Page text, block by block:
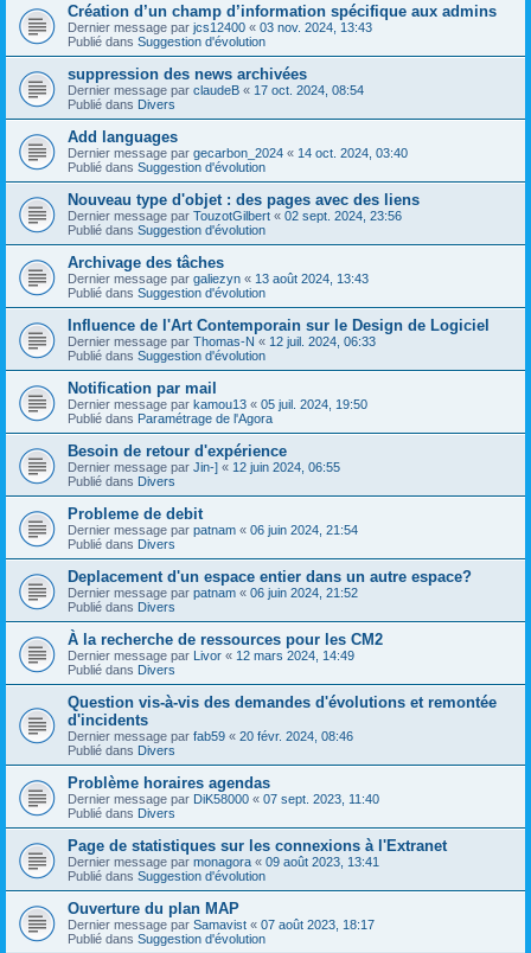
Création d’un champ d’information spécifique aux admins
Dernier message par jcs12400 « 03 nov. 2024, 13:43
Publié dans Suggestion d'évolution
suppression des news archivées
Dernier message par claudeB « 17 oct. 2024, 08:54
Publié dans Divers
Add languages
Dernier message par gecarbon_2024 « 14 oct. 2024, 03:40
Publié dans Suggestion d'évolution
Nouveau type d'objet : des pages avec des liens
Dernier message par TouzotGilbert « 02 sept. 2024, 23:56
Publié dans Suggestion d'évolution
Archivage des tâches
Dernier message par galiezyn « 13 août 2024, 13:43
Publié dans Suggestion d'évolution
Influence de l'Art Contemporain sur le Design de Logiciel
Dernier message par Thomas-N « 12 juil. 2024, 06:33
Publié dans Suggestion d'évolution
Notification par mail
Dernier message par kamou13 « 05 juil. 2024, 19:50
Publié dans Paramétrage de l'Agora
Besoin de retour d'expérience
Dernier message par Jin-] « 12 juin 2024, 06:55
Publié dans Divers
Probleme de debit
Dernier message par patnam « 06 juin 2024, 21:54
Publié dans Divers
Deplacement d'un espace entier dans un autre espace?
Dernier message par patnam « 06 juin 2024, 21:52
Publié dans Divers
À la recherche de ressources pour les CM2
Dernier message par Livor « 12 mars 2024, 14:49
Publié dans Divers
Question vis-à-vis des demandes d'évolutions et remontée
d'incidents
Dernier message par fab59 « 20 févr. 2024, 08:46
Publié dans Divers
Problème horaires agendas
Dernier message par DiK58000 « 07 sept. 2023, 11:40
Publié dans Divers
Page de statistiques sur les connexions à l'Extranet
Dernier message par monagora « 09 août 2023, 13:41
Publié dans Suggestion d'évolution
Ouverture du plan MAP
Dernier message par Samavist « 07 août 2023, 18:17
Publié dans Suggestion d'évolution